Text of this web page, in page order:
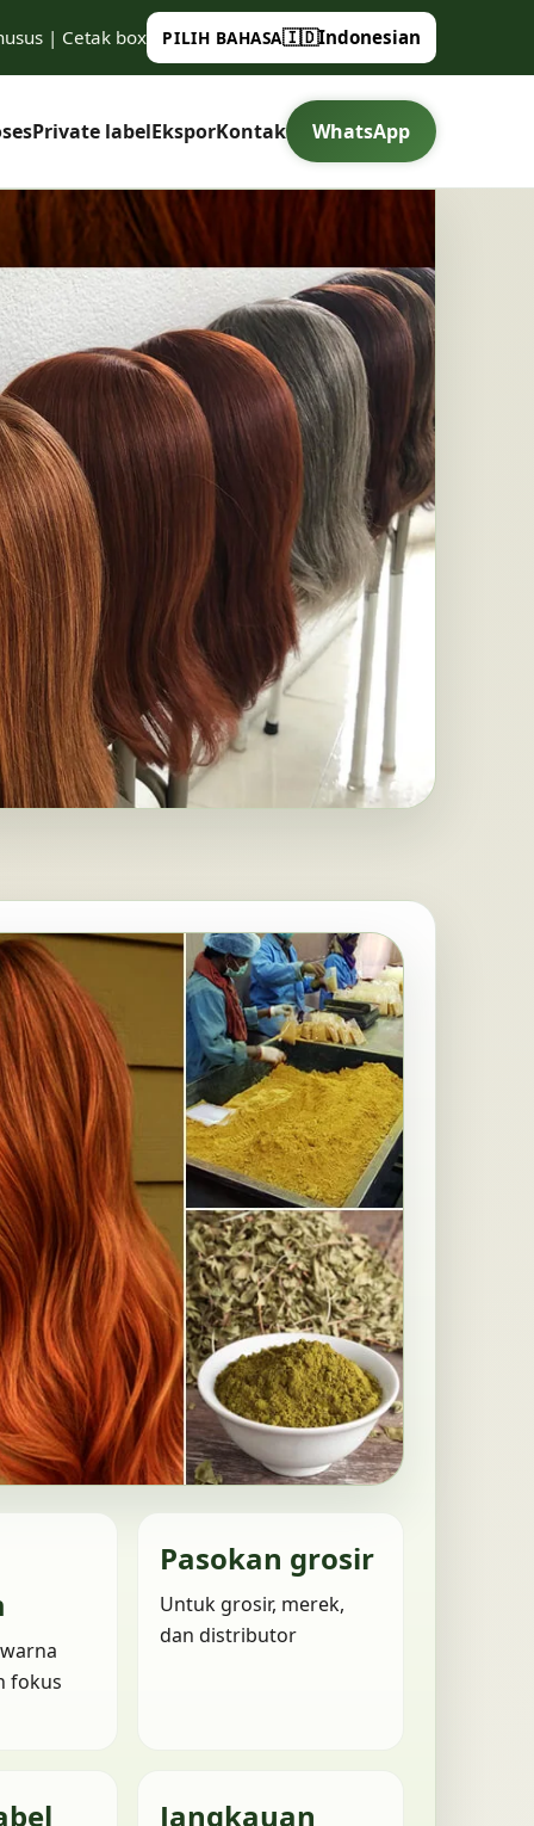
| Cetak box PILIH BAHASA🇮🇩Indonesian
Private labelEksporKontak WhatsApp
fokus
Pasokan grosir
Untuk grosir, merek,
dan distributor
Jangkauan